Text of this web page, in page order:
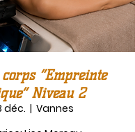
“Empreinte
Niveau 2
déc.
  |
Vannes